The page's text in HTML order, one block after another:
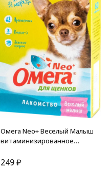
Омега Neo+ Веселый Малыш
витаминизированное
пребиотиком - 90 таблеток
249 ₽